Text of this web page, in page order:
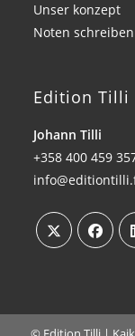
Unser konzept
Noten
Edition Tilli
Johann Tilli
+358 400 459